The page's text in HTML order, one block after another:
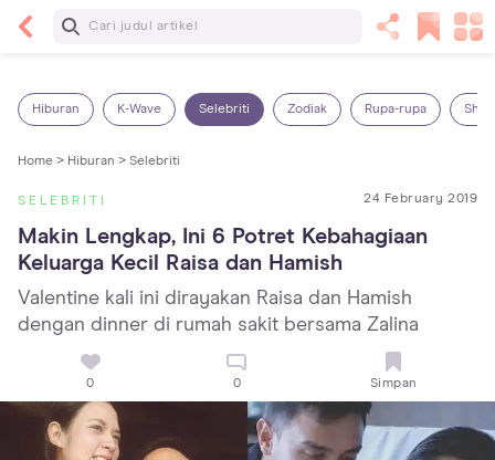
Baca Selanjutnya
Hiburan K-Wave Selebriti Zodiak Rupa-rupa
Home > Hiburan > Selebriti
SELEBRITI 24 February 2019
Makin Lengkap, Ini 6 Potret Kebahagiaan
Keluarga Kecil Raisa dan Hamish
Valentine kali ini dirayakan Raisa dan Hamish
dengan dinner di rumah sakit bersama Zalina
0 0 Simpan